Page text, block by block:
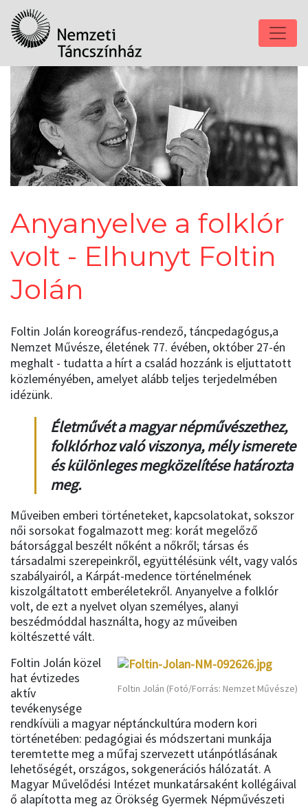
Anyanyelve a folklór
volt - Elhunyt Foltin
Jolán
Foltin Jolán koreográfus-rendező, táncpedagógus,a
Nemzet Művésze, életének 77. évében, október 27-én
meghalt - tudatta a hírt a család hozzánk is eljuttatott
közleményében, amelyet alább teljes terjedelmében
idézünk.
Életművét a magyar népművészethez,
folklórhoz való viszonya, mély ismerete
és különleges megközelítése határozta
meg.
Műveiben emberi történeteket, kapcsolatokat, sokszor
női sorsokat fogalmazott meg: korát megelőző
bátorsággal beszélt nőként a nőkről; társas és
társadalmi szerepeinkről, együttélésünk vélt, vagy valós
szabályairól, a Kárpát-medence történelmének
kiszolgáltatott emberéletekről. Anyanyelve a folklór
volt, de ezt a nyelvet olyan személyes, alanyi
beszédmóddal használta, hogy az műveiben
költészetté vált.
Foltin Jolán (Fotó/Forrás: Nemzet Művésze)
Foltin Jolán közel
hat évtizedes
aktív
tevékenysége
rendkívüli a magyar néptánckultúra modern kori
történetében: pedagógiai és módszertani munkája
teremtette meg a műfaj szervezett utánpótlásának
lehetőségét, országos, sokgenerációs hálózatát. A
Magyar Művelődési Intézet munkatársaként kollégáival
ő alapította meg az Örökség Gyermek Népművészeti